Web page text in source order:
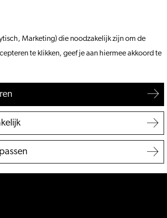
Marketing) die noodzakelijk zijn om de
te klikken, geef je aan hiermee akkoord te